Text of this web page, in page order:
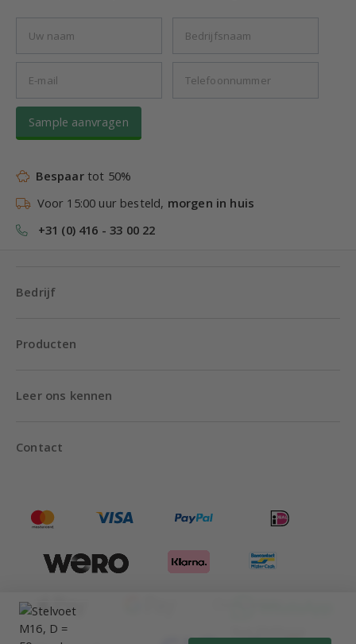
Sample aanvragen
Bespaartot 50%
Voor 15:00 uur besteld, morgen in huis
+31 (0) 416 - 33 00 22
Bedrijf
Producten
Leer ons kennen
Contact